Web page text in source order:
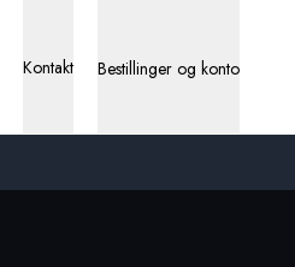
Kontakt Bestillinger og konto